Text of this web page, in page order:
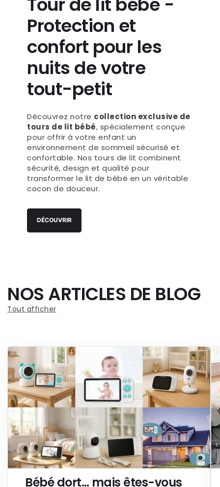
Tour de lit bébé -
Protection et
confort pour les
nuits de votre
tout-petit
Découvrez notrecollection exclusive de
tours de lit bébé, spécialement conçue
pour offrir à votre enfant un
environnement de sommeil sécurisé et
confortable. Nos tours de lit combinent
sécurité, design et qualité pour
cocon de douceur.
NOS ARTICLES DE BLOG